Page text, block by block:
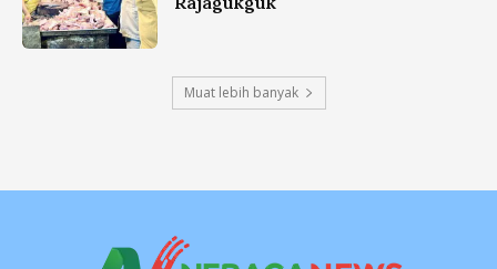
Muat lebih banyak